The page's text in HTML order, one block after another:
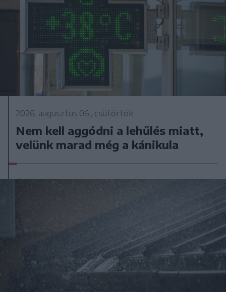
2026. augusztus 06., csütörtök
Nem kell aggódni a lehűlés miatt,
velünk marad még a kánikula